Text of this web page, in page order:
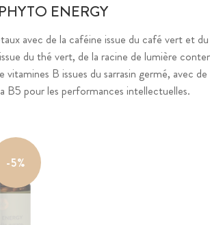
PHYTO ENERGY
avec de la caféine issue du café vert et
du thé vert, de la racine de lumière
B issues du sarrasin germé, avec
B5 pour les performances intellectuelles.
-5%